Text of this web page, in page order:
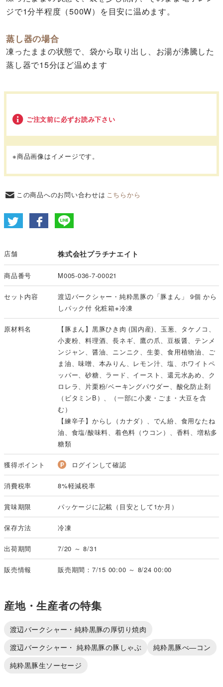
ジで1分半程度（500W）を目安に温めます。
蒸し器の場合
凍ったままの状態で、袋から取り出し、お湯が沸騰した
蒸し器で15分ほど温めます
ご注文前に必ずお読み下さい
※商品画像はイメージです。
この商品へのお問い合わせは こちらから
店舗 株式会社プラチナエイト
商品番号 M005-036-7-00021
セット内容
渡辺バークシャー・純粋黒豚の「豚まん」 9個 から
しパック付 化粧箱※冷凍
原材料名
【豚まん】黒豚ひき肉 (国内産)、玉葱、タケノコ、
小麦粉、料理酒、長ネギ、鷹の爪、豆板醤、テンメ
ンジャン、醤油、ニンニク、生姜、食用植物油、ご
ま油、味噌、本みりん、レモン汁、塩、ホワイトペ
ッパー、砂糖、ラード、イースト、還元水あめ、ク
ロレラ、片栗粉/ベーキングパウダー、酸化防止剤
（ビタミンB）、（一部に小麦・ごま・大豆を含
む）
【練辛子】からし（カナダ）、でん紛、食用なたね
油、食塩/酸味料、着色料（ウコン）、香料、増粘多
糖類
獲得ポイント ログインして確認
消費税率 8%軽減税率
賞味期限 パッケージに記載（目安として1か月）
保存方法 冷凍
出荷期間 7/20 ～ 8/31
販売情報 販売期間：7/15 00:00 ～ 8/24 00:00
産地・生産者の特集
渡辺バークシャー・純粋黒豚の厚切り焼肉
渡辺バークシャー・ 純粋黒豚の豚しゃぶ
純粋黒豚べ―コン
純粋黒豚生ソーセージ